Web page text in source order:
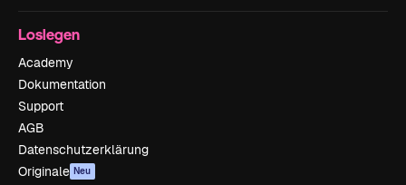
Loslegen
Academy
Dokumentation
Support
AGB
Datenschutzerklärung
Originale Neu